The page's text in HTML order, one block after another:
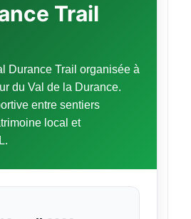
Trail
Durance Trail organisée à
du Val de la Durance.
entre sentiers
local et